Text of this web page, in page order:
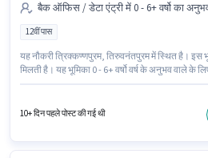
बैक ऑफिस / डेटा एंट्री में 0 - 6+ वर्षो का
12वीं पास
यह नौकरी त्रिक्कण्णपुरम, तिरुवनंतपुरम में स्थित है। इस
मिलती है। यह भूमिका 0 - 6+ वर्षो वर्ष के अनुभव वाले के
10+ दिन पहले पोस्ट की गई थी